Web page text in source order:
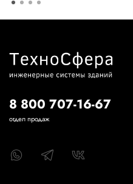
8 800 707-16-67
отдел продаж